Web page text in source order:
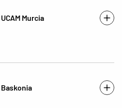
UCAM Murcia
Baskonia